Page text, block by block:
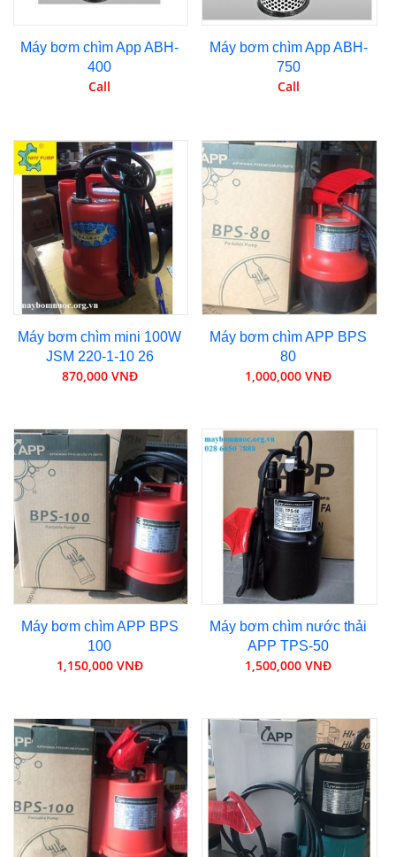
Máy bơm chìm App ABH-
400
Call
Máy bơm chìm App ABH-
750
Call
Máy bơm chìm mini 100W
JSM 220-1-10 26
870,000 VNĐ
Máy bơm chìm APP BPS
80
1,000,000 VNĐ
Máy bơm chìm APP BPS
100
1,150,000 VNĐ
Máy bơm chìm nước thải
APP TPS-50
1,500,000 VNĐ